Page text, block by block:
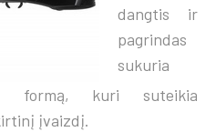
dangtis ir
pagrindas
sukuria
formą, kuri suteikia
įvaizdį.